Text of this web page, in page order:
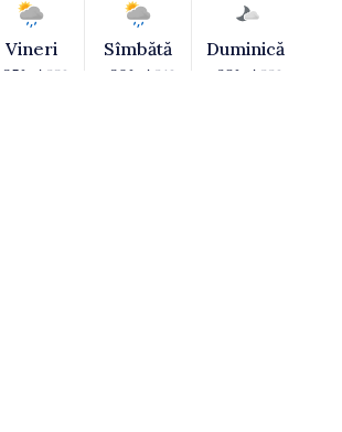
Vineri
+35° / 23°
Sîmbătă
+30° / 21°
Duminică
+28° / 22°